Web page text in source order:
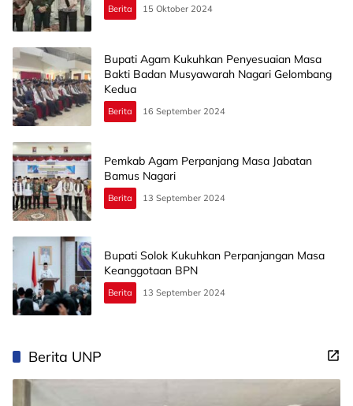
Berita 15 Oktober 2024
Bupati Agam Kukuhkan Penyesuaian Masa
Bakti Badan Musyawarah Nagari Gelombang
Kedua
Berita 16 September 2024
Pemkab Agam Perpanjang Masa Jabatan
Bamus Nagari
Berita 13 September 2024
Bupati Solok Kukuhkan Perpanjangan Masa
Keanggotaan BPN
Berita 13 September 2024
Berita UNP